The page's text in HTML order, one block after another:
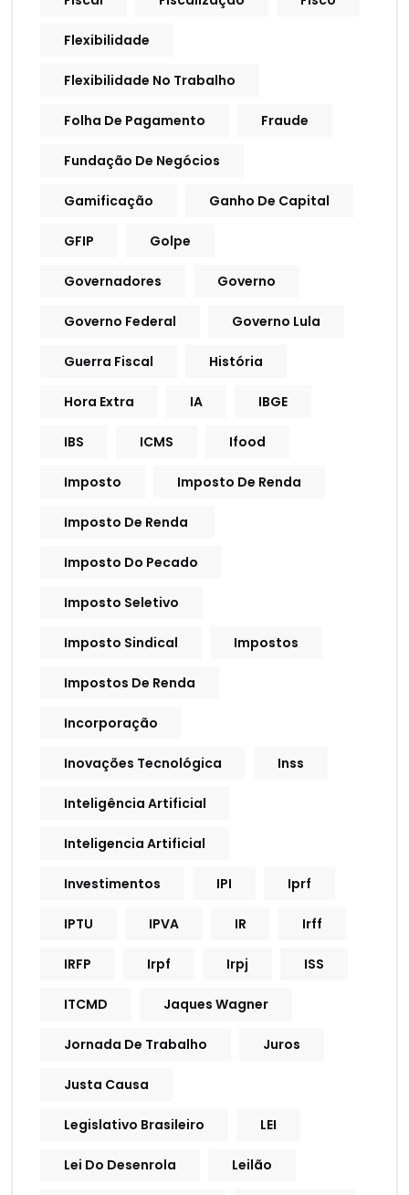
Flexibilidade
Flexibilidade No Trabalho
Folha De Pagamento Fraude
Fundação De Negócios
Gamificação Ganho De Capital
GFIP Golpe
Governadores Governo
Governo Federal Governo Lula
Guerra Fiscal História
Hora Extra IA IBGE
IBS ICMS Ifood
Imposto Imposto De Renda
Imposto De Renda
Imposto Do Pecado
Imposto Seletivo
Imposto Sindical Impostos
Impostos De Renda
Incorporação
Inovações Tecnológica Inss
Inteligência Artificial
Inteligencia Artificial
Investimentos IPI Iprf
IPTU IPVA IR Irff
IRFP Irpf Irpj ISS
ITCMD Jaques Wagner
Jornada De Trabalho Juros
Justa Causa
Legislativo Brasileiro LEI
Lei Do Desenrola Leilão